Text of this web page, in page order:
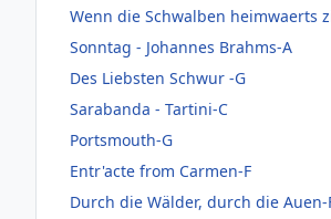
Wenn die Schwalben heimwaerts
Sonntag - Johannes Brahms-A
Des Liebsten Schwur -G
Sarabanda - Tartini-C
Portsmouth-G
Entr'acte from Carmen-F
Durch die Wälder, durch die Auen-